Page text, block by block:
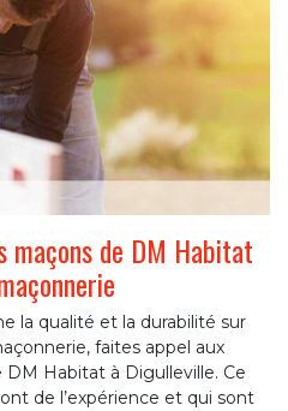
maçons de DM Habitat
la qualité et la durabilité sur
faites appel aux
Habitat à Digulleville. Ce
de l’expérience et qui sont